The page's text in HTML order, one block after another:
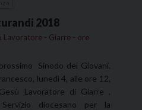
2018
- Giarre - ore
Sinodo dei Giovani,
lunedì 4, alle ore 12,
Lavoratore di Giarre ,
diocesano per la